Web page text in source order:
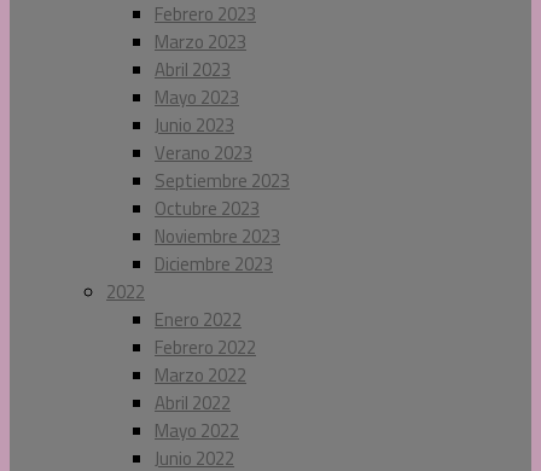
Febrero 2023
Marzo 2023
Abril 2023
Mayo 2023
Junio 2023
Verano 2023
Septiembre 2023
Octubre 2023
Noviembre 2023
Diciembre 2023
2022
Enero 2022
Febrero 2022
Marzo 2022
Abril 2022
Mayo 2022
Junio 2022